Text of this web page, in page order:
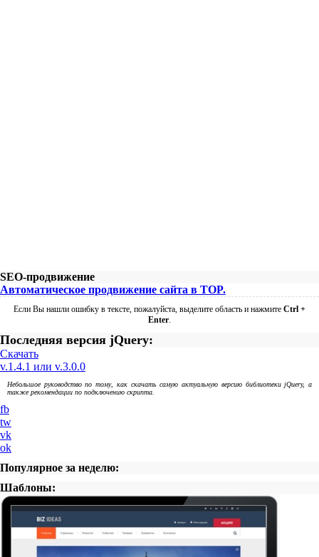
SEO-продвижение
Автоматическое продвижение сайта в TOP.
Если Вы нашли ошибку в тексте, пожалуйста, выделите область и нажмите Ctrl +
Enter.
Последняя версия jQuery:
Скачать
v.1.4.1 или v.3.0.0
Небольшое руководство по тому, как скачать самую актуальную версию библиотеки jQuery, а
также рекомендации по подключению скрипта.
fb
tw
vk
ok
Популярное за неделю:
Шаблоны: